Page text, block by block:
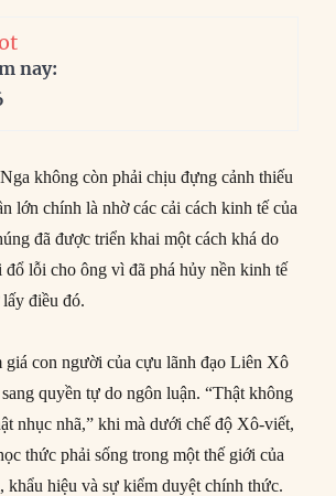
nay:
không còn phải chịu đựng cảnh thiếu
lớn chính là nhờ các cải cách kinh tế của
đã được triển khai một cách khá do
lỗi cho ông vì đã phá hủy nền kinh tế
điều đó.
giá con người của cựu lãnh đạo Liên Xô
quyền tự do ngôn luận. “Thật không
nhục nhã,” khi mà dưới chế độ Xô-viết,
thức phải sống trong một thế giới của
khẩu hiệu và sự kiểm duyệt chính thức.